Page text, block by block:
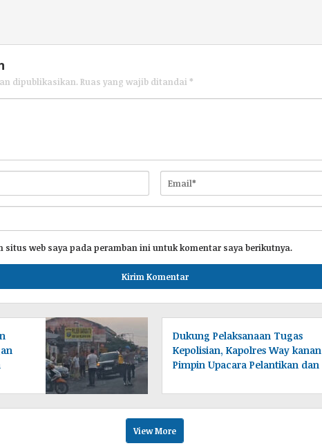
dipublikasikan. Ruas yang wajib ditandai *
situs web saya pada peramban ini untuk komentar saya berikutnya.
Dukung Pelaksanaan Tugas
Kepolisian, Kapolres Way kanan
Pimpin Upacara Pelantikan dan
View More